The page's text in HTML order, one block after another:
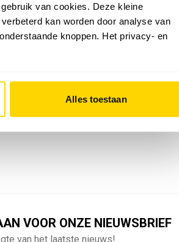
van cookies. Deze kleine
kan worden door analyse van
knoppen. Het privacy- en
Alles toestaan
VOOR ONZE NIEUWSBRIEF
van het laatste nieuws!
English